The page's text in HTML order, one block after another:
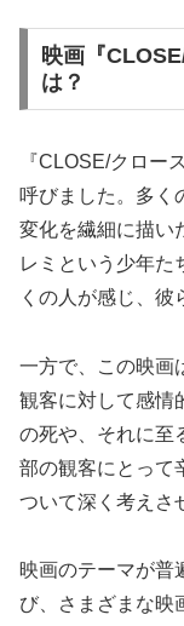
映画『
は？
『CLOSE/クロー
呼びました。多く
変化を繊細に描い
レミという少年た
くの人が感じ、彼
一方で、この映画
観客に対して感情
の死や、それに至
部の観客にとって
ついて深く考えさ
映画のテーマが普
び、さまざまな映